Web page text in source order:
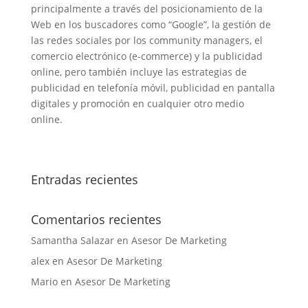
principalmente a través del posicionamiento de la
Web en los buscadores como “Google”, la gestión de
las redes sociales por los community managers, el
comercio electrónico (e-commerce) y la publicidad
online, pero también incluye las estrategias de
publicidad en telefonía móvil, publicidad en pantalla
digitales y promoción en cualquier otro medio
online.
Entradas recientes
Comentarios recientes
Samantha Salazaren Asesor De Marketing
alexen Asesor De Marketing
Marioen Asesor De Marketing